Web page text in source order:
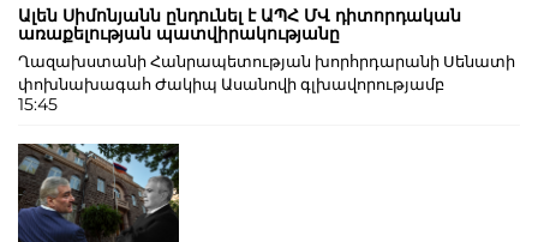
Ալեն Սիմոնյանն ընդունել է ԱՊՀ ՄՎ դիտորդական
առաքելության պատվիրակությանը
Ղազախստանի Հանրապետության խորհրդարանի Սենատի
փոխնախագահ Ժակիպ Ասանովի գլխավորությամբ
15:45